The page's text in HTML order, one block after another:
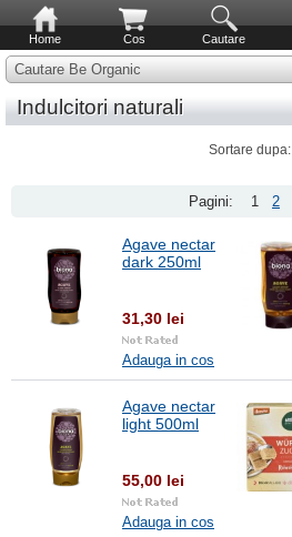
Home Cos Cautare
Cautare Be Organic
Indulcitori naturali
Sortare dupa:
Pagini: 1 2
Agave nectar
dark 250ml
31,30 lei
Adauga in cos
Agave nectar
light 500ml
55,00 lei
Adauga in cos